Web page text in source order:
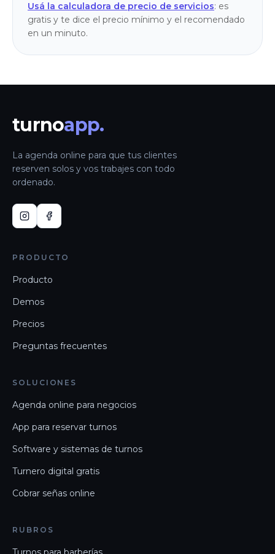
Usá la calculadora de precio de servicios: es
gratis y te dice el precio mínimo y el recomendado
en un minuto.
turnoapp.
La agenda online para que tus clientes
reserven solos y vos trabajes con todo
ordenado.
PRODUCTO
Producto
Demos
Precios
Preguntas frecuentes
SOLUCIONES
Agenda online para negocios
App para reservar turnos
Software y sistemas de turnos
Turnero digital gratis
Cobrar señas online
RUBROS